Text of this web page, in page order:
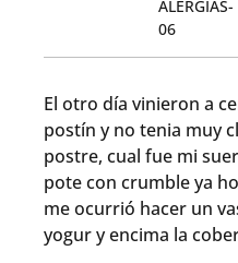
El otro día vinieron a
postín y no tenia muy
postre, cual fue mi
pote con crumble ya
me ocurrió hacer un
yogur y encima la